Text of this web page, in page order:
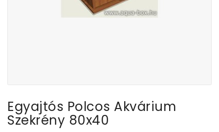
Egyajtós Polcos Akvárium
Szekrény 80x40